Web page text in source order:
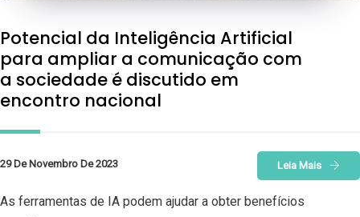
Potencial da Inteligência Artificial
para ampliar a comunicação com
a sociedade é discutido em
encontro nacional
29 De Novembro De 2023 Leia Mais
As ferramentas de IA podem ajudar a obter benefícios